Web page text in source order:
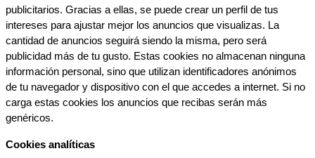
publicitarios. Gracias a ellas, se puede crear un perfil de tus
intereses para ajustar mejor los anuncios que visualizas. La
cantidad de anuncios seguirá siendo la misma, pero será
publicidad más de tu gusto. Estas cookies no almacenan ninguna
información personal, sino que utilizan identificadores anónimos
de tu navegador y dispositivo con el que accedes a internet. Si no
carga estas cookies los anuncios que recibas serán más
genéricos.
Cookies analíticas